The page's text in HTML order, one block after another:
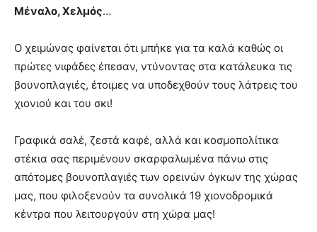
Μέναλο, Χελμός…
Ο χειμώνας φαίνεται ότι μπήκε για τα καλά καθώς οι
πρώτες νιφάδες έπεσαν, ντύνοντας στα κατάλευκα τις
βουνοπλαγιές, έτοιμες να υποδεχθούν τους λάτρεις του
χιονιού και του σκι!
Γραφικά σαλέ, ζεστά καφέ, αλλά και κοσμοπολίτικα
στέκια σας περιμένουν σκαρφαλωμένα πάνω στις
απότομες βουνοπλαγιές των ορεινών όγκων της χώρας
μας, που φιλοξενούν τα συνολικά 19 χιονοδρομικά
κέντρα που λειτουργούν στη χώρα μας!